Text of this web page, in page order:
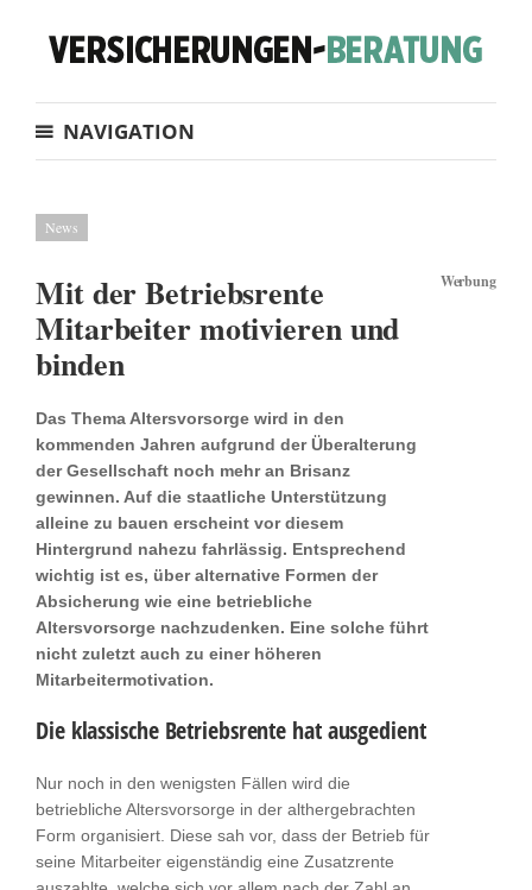
NAVIGATION
News
Mit der Betriebsrente
Mitarbeiter motivieren und
binden
Werbung
Das Thema Altersvorsorge wird in den
kommenden Jahren aufgrund der Überalterung
der Gesellschaft noch mehr an Brisanz
gewinnen. Auf die staatliche Unterstützung
alleine zu bauen erscheint vor diesem
Hintergrund nahezu fahrlässig. Entsprechend
wichtig ist es, über alternative Formen der
Absicherung wie eine betriebliche
Altersvorsorge nachzudenken. Eine solche führt
nicht zuletzt auch zu einer höheren
Mitarbeitermotivation.
Die klassische Betriebsrente hat ausgedient
Nur noch in den wenigsten Fällen wird die
betriebliche Altersvorsorge in der althergebrachten
Form organisiert. Diese sah vor, dass der Betrieb für
seine Mitarbeiter eigenständig eine Zusatzrente